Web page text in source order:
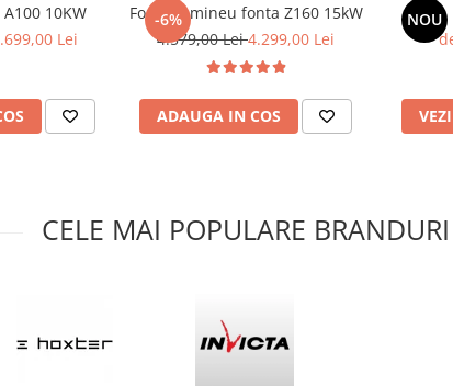
in 2 persoane. Se recomanda
10KW
Lei
-6%
Focar semineu fonta Z160 15kW
4.579,00 Lei4.299,00 Lei
ADAUGA IN COS
NOU
CELE MAI POPULARE BRANDURI